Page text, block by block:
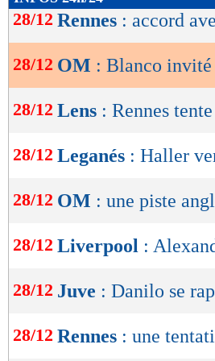
de
OK
28/12 Rennes : accord
28/12 OM : Blanco
28/12 Lens : Rennes
28/12 Leganés : Haller
28/12 OM : une piste
28/12 Liverpool :
28/12 Juve : Danilo se
28/12 Rennes : une